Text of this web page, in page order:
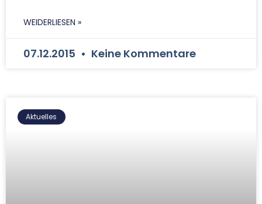
WEIDERLIESEN »
07.12.2015 Keine Kommentare
Aktuelles